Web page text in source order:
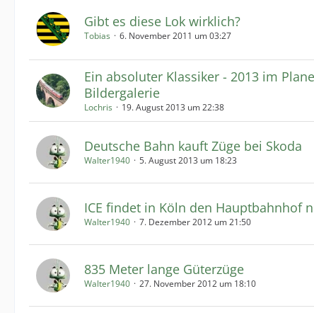
Gibt es diese Lok wirklich?
Tobias 6. November 2011 um 03:27
Ein absoluter Klassiker - 2013 im
Bildergalerie
Lochris 19. August 2013 um 22:38
Deutsche Bahn kauft Züge bei Skoda
Walter1940 5. August 2013 um 18:23
ICE findet in Köln den Hauptbahnhof
Walter1940 7. Dezember 2012 um 21:50
835 Meter lange Güterzüge
Walter1940 27. November 2012 um 18:10